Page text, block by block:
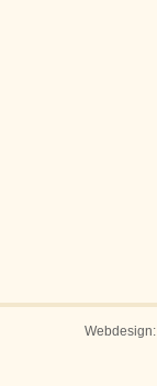
Webdesign: